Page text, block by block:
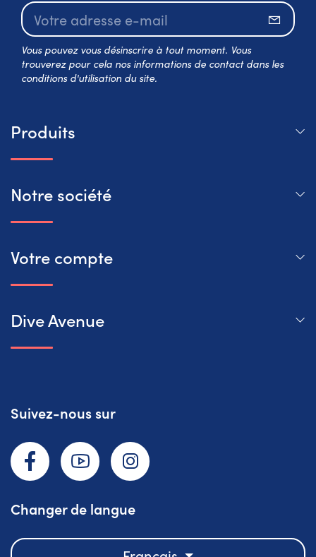
Vous pouvez vous désinscrire à tout moment. Vous
trouverez pour cela nos informations de contact dans les
conditions d'utilisation du site.
Produits
Notre société
Votre compte
Dive Avenue
Suivez-nous sur
Changer de langue